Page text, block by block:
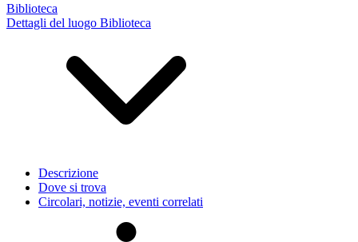
Biblioteca
Dettagli del luogo Biblioteca
Descrizione
Dove si trova
Circolari, notizie, eventi correlati